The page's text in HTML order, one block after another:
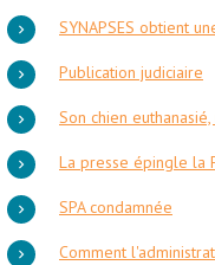
SYNAPSES obtient
Publication judiciaire
Son chien
La presse épingle la
SPA condamnée
Comment